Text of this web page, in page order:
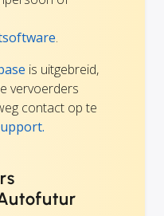
.
is uitgebreid,
vervoerders
contact op te